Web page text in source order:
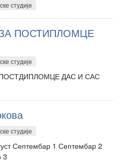
студије
ПОСТИПЛОМЦЕ
студије
ДАС И САС
студије
Септембар 1 Септембар 2
3